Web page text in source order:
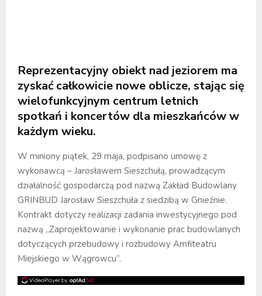
Reprezentacyjny obiekt nad jeziorem ma
zyskać całkowicie nowe oblicze, stając się
wielofunkcyjnym centrum letnich
spotkań i koncertów dla mieszkańców w
każdym wieku.
W miniony piątek, 29 maja, podpisano umowę z
wykonawcą – Jarosławem Sieszchułą, prowadzącym
działalność gospodarczą pod nazwą Zakład Budowlany
GRINBUD Jarosław Sieszchuła z siedzibą w Gnieźnie.
Kontrakt dotyczy realizacji zadania inwestycyjnego pod
nazwą „Zaprojektowanie i wykonanie prac budowlanych
dotyczących przebudowy i rozbudowy Amfiteatru
Miejskiego w Wągrowcu”.